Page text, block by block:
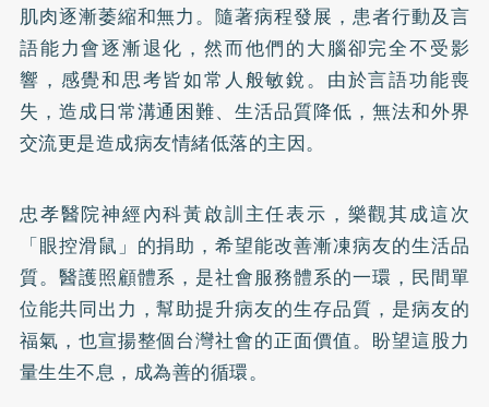
肌肉逐漸萎縮和無力。隨著病程發展，患者行動及言
語能力會逐漸退化，然而他們的大腦卻完全不受影
響，感覺和思考皆如常人般敏銳。由於言語功能喪
失，造成日常溝通困難、生活品質降低，無法和外界
交流更是造成病友情緒低落的主因。
忠孝醫院神經內科黃啟訓主任表示，樂觀其成這次
「眼控滑鼠」的捐助，希望能改善漸凍病友的生活品
質。醫護照顧體系，是社會服務體系的一環，民間單
位能共同出力，幫助提升病友的生存品質，是病友的
福氣，也宣揚整個台灣社會的正面價值。盼望這股力
量生生不息，成為善的循環。